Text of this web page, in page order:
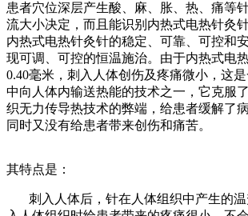
患者穴位深层产生酸、麻、胀、热、痛等
流大小决定，而且能识别内热式电热针灸
内热式电热针灸针的稳定、可靠、可控和
现可调、可控的恒温施治。由于内热式电
0.40毫米，刺入人体创伤及疼痛微小，这
中向人体内输送热能的技术之一，它克服
织无力传导热技术的弊端，给患者缓解了
同时又没有给患者带来创伤和痛苦。
其特点是：
刺入人体后，针在人体组织中产生的温